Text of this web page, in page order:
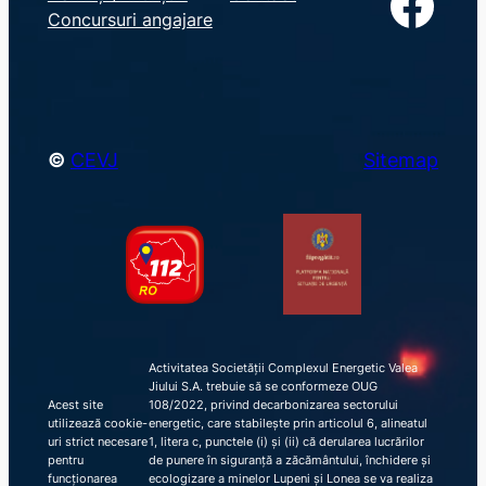
c
Concursuri angajare
© CEVJ Sitemap
Acest site
utilizează cookie-
uri strict necesare
pentru
funcționarea
Activitatea Societății Complexul Energetic Valea
Jiului S.A. trebuie să se conformeze OUG
108/2022, privind decarbonizarea sectorului
energetic, care stabilește prin articolul 6, alineatul
1, litera c, punctele (i) și (ii) că derularea lucrărilor
de punere în siguranță a zăcământului, închidere și
ecologizare a minelor Lupeni și Lonea se va realiza